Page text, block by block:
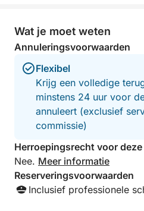
Wat je moet weten
Annuleringsvoorwaarden
Flexibel
Krijg een volledige
minstens 24 uur voor
annuleert (exclusief
commissie)
Herroepingsrecht voor
Nee. Meer informatie
Reserveringsvoorwaarden
Inclusief professionele